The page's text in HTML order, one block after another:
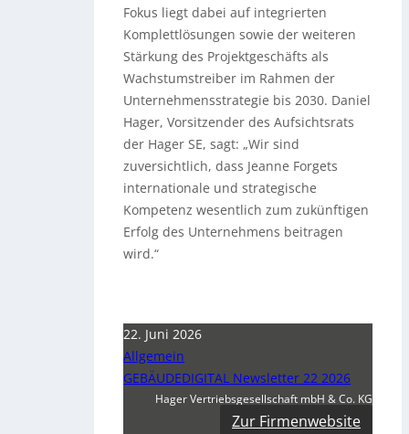
Fokus liegt dabei auf integrierten
Komplettlösungen sowie der weiteren
Stärkung des Projektgeschäfts als
Wachstumstreiber im Rahmen der
Unternehmensstrategie bis 2030. Daniel
Hager, Vorsitzender des Aufsichtsrats
der Hager SE, sagt: „Wir sind
zuversichtlich, dass Jeanne Forgets
internationale und strategische
Kompetenz wesentlich zum zukünftigen
Erfolg des Unternehmens beitragen
wird.“
22. Juni 2026
Allgemein
GEBÄUDEDIGITAL Newsletter 22 2026
Hager Vertriebsgesellschaft mbH & Co. KG
Zur Firmenwebsite